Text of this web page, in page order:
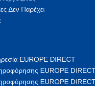
Δεν Παρέχει
EUROPE DIRECT
EUROPE
EUROPE